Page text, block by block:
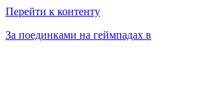
Перейти к контенту
За поединками на геймпадах в